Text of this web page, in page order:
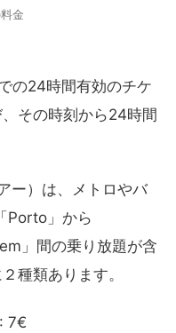
金
の24時間有効のチケ
その時刻から24時間
ー）は、メトロやバ
Porto」から
」間の乗り放題が含
種類あります。
7€